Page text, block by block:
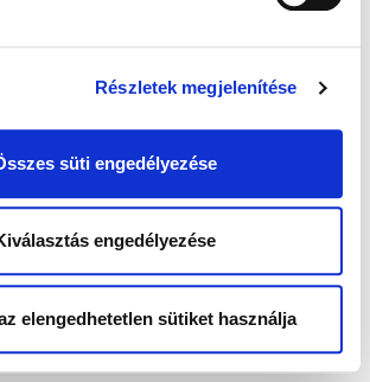
Részletek megjelenítése
süti engedélyezése
engedélyezése
elengedhetetlen sütiket használja